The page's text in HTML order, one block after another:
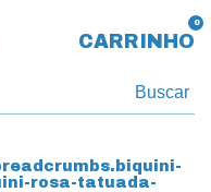
CARRINHO
0
Buscar
rosa-tatuada-